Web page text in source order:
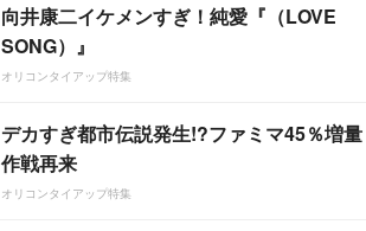
向井康二イケメンすぎ！純愛『（LOVE
SONG）』
オリコンタイアップ特集
デカすぎ都市伝説発生!?ファミマ45％増量
作戦再来
オリコンタイアップ特集